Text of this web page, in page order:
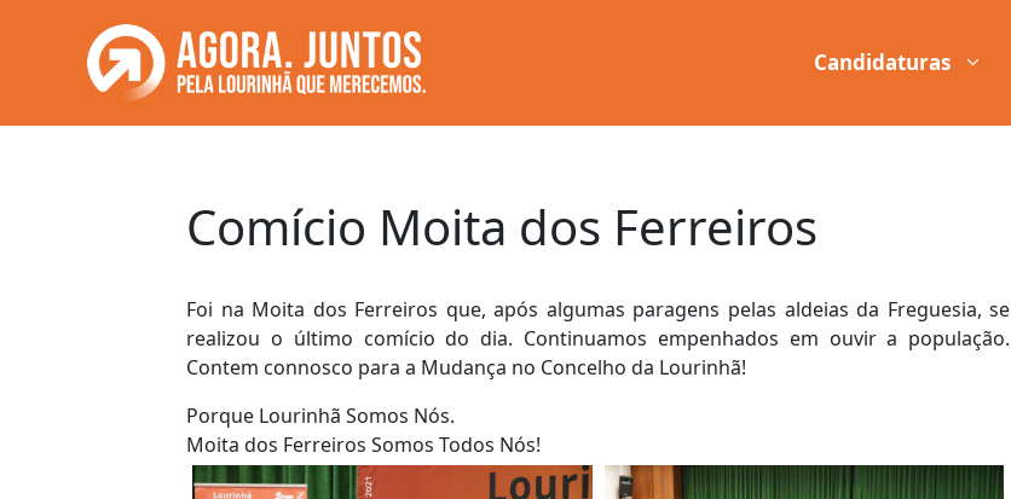
Candidaturas
Comício Moita dos Ferreiros
Foi na Moita dos Ferreiros que, após algumas paragens pelas aldeias da Freguesia, se
realizou o último comício do dia. Continuamos empenhados em ouvir a população.
Contem connosco para a Mudança no Concelho da Lourinhã!
Porque Lourinhã Somos Nós.
Moita dos Ferreiros Somos Todos Nós!